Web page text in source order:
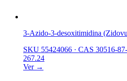
3-Azido-3-desoxitimidina
SKU 55424066 · CAS 30516-
267.24
Ver →